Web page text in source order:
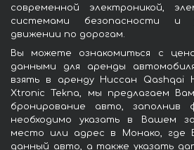
современной электроникой,
системами безопасности и
движении по дорогам.
Вы можете ознакомиться с
данными для аренды
взять в аренду Ниссан Qashqai
Xtronic Tekna, мы предлагаем
бронирование авто, заполнив
необходимо указать в Вашем
место или адрес в Монако, где
данный авто, а также указать